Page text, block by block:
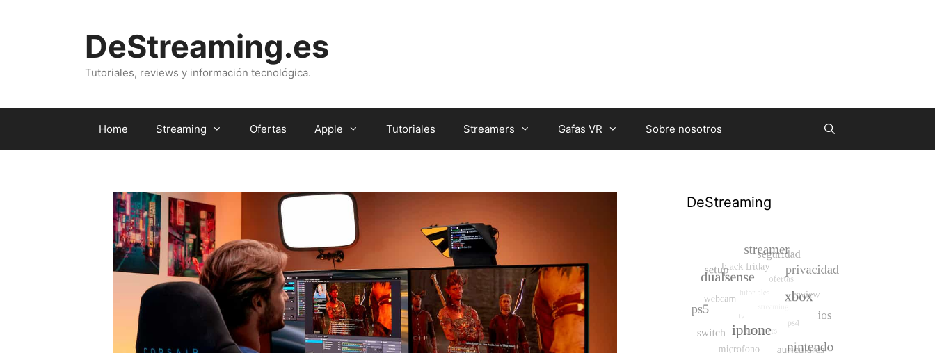
DeStreaming.es
Tutoriales, reviews y información tecnológica.
Home Streaming Ofertas Apple Tutoriales Streamers Gafas VR Sobre nosotros
DeStreaming